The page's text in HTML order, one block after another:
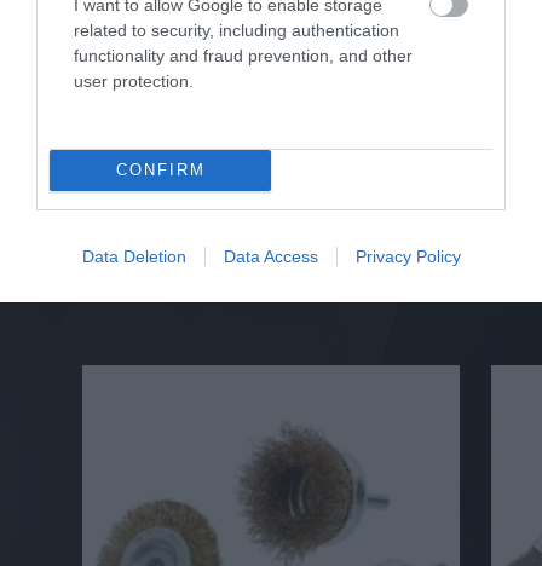
I want to allow Google to enable storage
related to security, including authentication
functionality and fraud prevention, and other
user protection.
CONFIRM
Data Deletion Data Access Privacy Policy
Αγορά
Σχετικά προϊόντα